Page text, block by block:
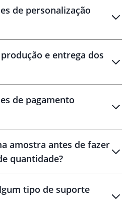
brinde
de personalização
e entrega dos
brinde
48 horas
de pagamento
amostra antes de fazer
quantidade?
tipo de suporte